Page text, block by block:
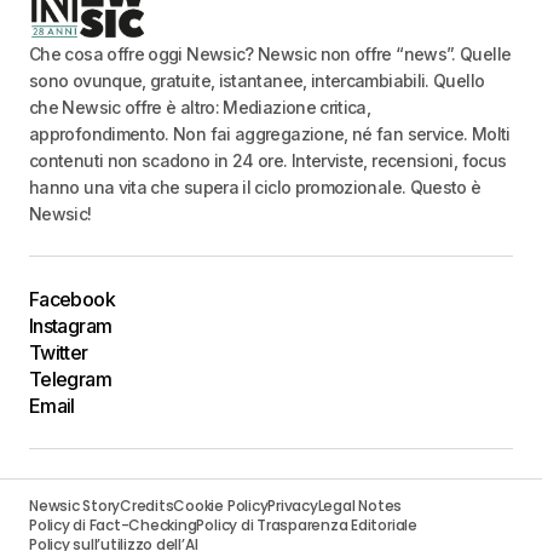
Che cosa offre oggi Newsic? Newsic non offre “news”. Quelle
sono ovunque, gratuite, istantanee, intercambiabili. Quello
che Newsic offre è altro: Mediazione critica,
approfondimento. Non fai aggregazione, né fan service. Molti
contenuti non scadono in 24 ore. Interviste, recensioni, focus
hanno una vita che supera il ciclo promozionale. Questo è
Newsic!
Facebook
Instagram
Twitter
Telegram
Email
Newsic StoryCreditsCookie PolicyPrivacyLegal Notes
Policy di Fact-CheckingPolicy di Trasparenza Editoriale
Policy sull’utilizzo dell’AI